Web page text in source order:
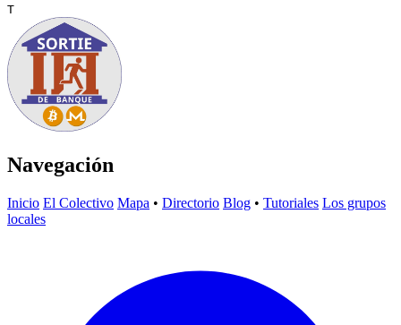
T
Navegación
Inicio El Colectivo Mapa • Directorio Blog • Tutoriales Los grupos
locales